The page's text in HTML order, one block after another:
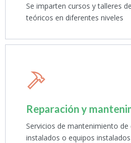
Se imparten cursos y talleres
teóricos en diferentes niveles
Reparación y
Servicios de mantenimiento
instalados o equipos